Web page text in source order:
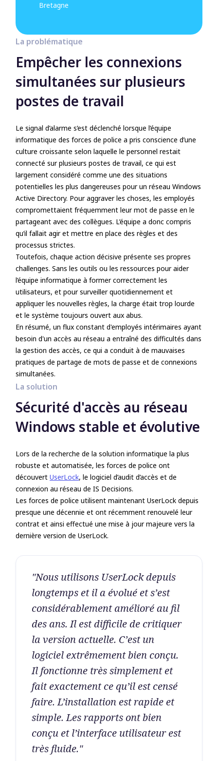
Bretagne
La problématique
Empêcher les connexions
simultanées sur plusieurs
postes de travail
Le signal d’alarme s’est déclenché lorsque l’équipe
informatique des forces de police a pris conscience d’une
culture croissante selon laquelle le personnel restait
connecté sur plusieurs postes de travail, ce qui est
largement considéré comme une des situations
potentielles les plus dangereuses pour un réseau Windows
Active Directory. Pour aggraver les choses, les employés
compromettaient fréquemment leur mot de passe en le
partageant avec des collègues. L’équipe a donc compris
qu’il fallait agir et mettre en place des règles et des
processus strictes.
Toutefois, chaque action décisive présente ses propres
challenges. Sans les outils ou les ressources pour aider
l’équipe informatique à former correctement les
utilisateurs, et pour surveiller quotidiennement et
appliquer les nouvelles règles, la charge était trop lourde
et le système toujours ouvert aux abus.
En résumé, un flux constant d'employés intérimaires ayant
besoin d'un accès au réseau a entraîné des difficultés dans
la gestion des accès, ce qui a conduit à de mauvaises
pratiques de partage de mots de passe et de connexions
simultanées.
La solution
Sécurité d'accès au réseau
Windows stable et évolutive
Lors de la recherche de la solution informatique la plus
robuste et automatisée, les forces de police ont
découvert UserLock, le logiciel d’audit d’accès et de
connexion au réseau de IS Decisions.
Les forces de police utilisent maintenant UserLock depuis
presque une décennie et ont récemment renouvelé leur
contrat et ainsi effectué une mise à jour majeure vers la
dernière version de UserLock.
"Nous utilisons UserLock depuis
longtemps et il a évolué et s’est
considérablement amélioré au fil
des ans. Il est difficile de critiquer
la version actuelle. C’est un
logiciel extrêmement bien conçu.
Il fonctionne très simplement et
fait exactement ce qu’il est censé
faire. L’installation est rapide et
simple. Les rapports ont bien
conçu et l’interface utilisateur est
très fluide."